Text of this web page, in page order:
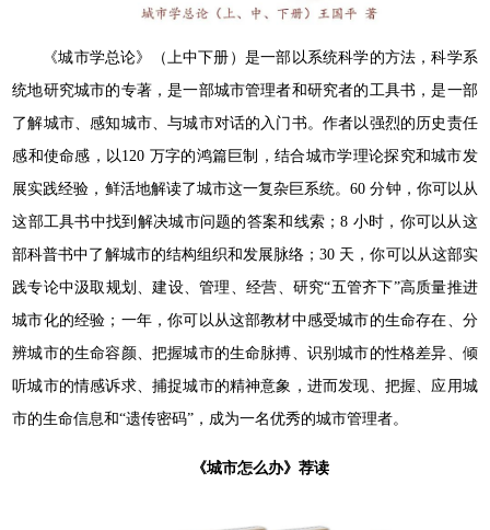
《城市学总论》（上中下册）是一部以系统科学的方法，科学系
统地研究城市的专著，是一部城市管理者和研究者的工具书，是一部
了解城市、感知城市、与城市对话的入门书。作者以强烈的历史责任
感和使命感，以120 万字的鸿篇巨制，结合城市学理论探究和城市发
展实践经验，鲜活地解读了城市这一复杂巨系统。60 分钟，你可以从
这部工具书中找到解决城市问题的答案和线索；8 小时，你可以从这
部科普书中了解城市的结构组织和发展脉络；30 天，你可以从这部实
践专论中汲取规划、建设、管理、经营、研究“五管齐下”高质量推进
城市化的经验；一年，你可以从这部教材中感受城市的生命存在、分
辨城市的生命容颜、把握城市的生命脉搏、识别城市的性格差异、倾
听城市的情感诉求、捕捉城市的精神意象，进而发现、把握、应用城
市的生命信息和“遗传密码”，成为一名优秀的城市管理者。
《城市怎么办》荐读